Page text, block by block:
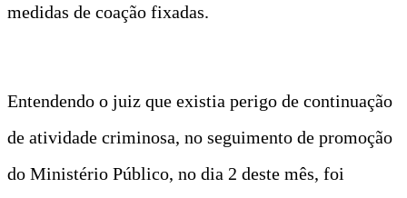
medidas de coação fixadas.
Entendendo o juiz que existia perigo de continuação
de atividade criminosa, no seguimento de promoção
do Ministério Público, no dia 2 deste mês, foi